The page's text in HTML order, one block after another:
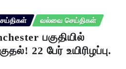
வல்வை செய்திகள்
பகுதியில்
22 பேர் உயிரிழப்பு.